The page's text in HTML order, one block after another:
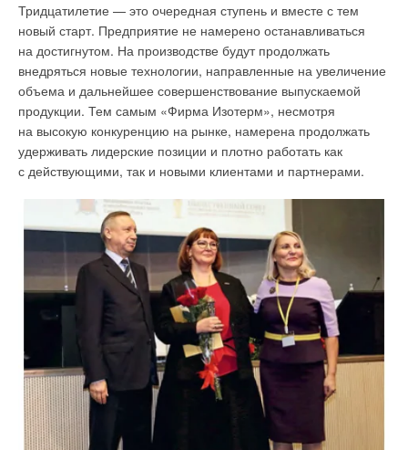
Тридцатилетие — это очередная ступень и вместе с тем
новый старт. Предприятие не намерено останавливаться
на достигнутом. На производстве будут продолжать
внедряться новые технологии, направленные на увеличение
объема и дальнейшее совершенствование выпускаемой
продукции. Тем самым «Фирма Изотерм», несмотря
на высокую конкуренцию на рынке, намерена продолжать
удерживать лидерские позиции и плотно работать как
с действующими, так и новыми клиентами и партнерами.